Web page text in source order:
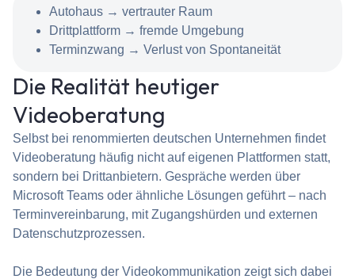
Autohaus → vertrauter Raum
Drittplattform → fremde Umgebung
Terminzwang → Verlust von Spontaneität
Die Realität heutiger
Videoberatung
Selbst bei renommierten deutschen Unternehmen findet
Videoberatung häufig nicht auf eigenen Plattformen statt,
sondern bei Drittanbietern. Gespräche werden über
Microsoft Teams oder ähnliche Lösungen geführt – nach
Terminvereinbarung, mit Zugangshürden und externen
Datenschutzprozessen.
Die Bedeutung der Videokommunikation zeigt sich dabei